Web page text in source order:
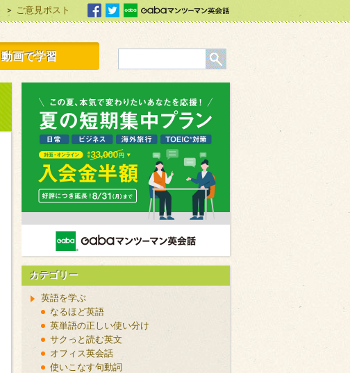
ご意見ポスト facebook
Twitter Gabaマンツーマン英会話
動画で学習
カテゴリー
英語を学ぶ
なるほど英語
英単語の正しい使い分け
サクっと読む英文
オフィス英会話
使いこなす句動詞